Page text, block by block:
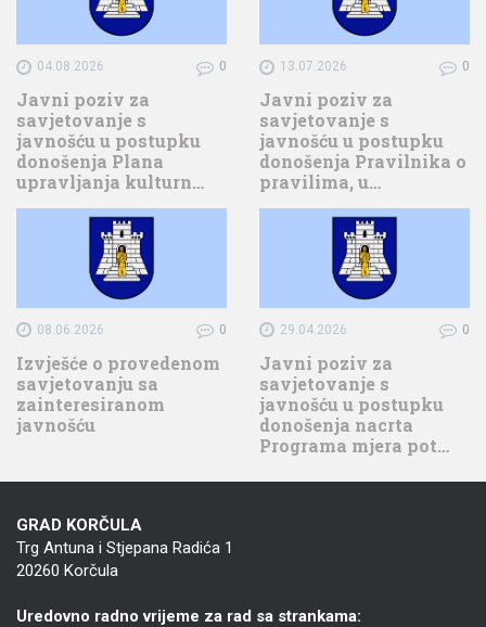
04.08.2026 0
Javni poziv za
savjetovanje s
javnošću u postupku
donošenja Plana
upravljanja kulturn…
13.07.2026 0
Javni poziv za
savjetovanje s
javnošću u postupku
donošenja Pravilnika o
pravilima, u…
08.06.2026 0
Izvješće o provedenom
savjetovanju sa
zainteresiranom
javnošću
29.04.2026 0
Javni poziv za
savjetovanje s
javnošću u postupku
donošenja nacrta
Programa mjera pot…
GRAD KORČULA
Trg Antuna i Stjepana Radića 1
20260 Korčula
Uredovno radno vrijeme za rad sa strankama: